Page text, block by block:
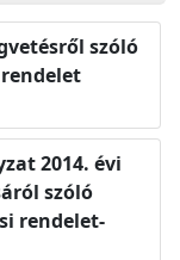
szóló
2014. évi
szóló
rendelet-